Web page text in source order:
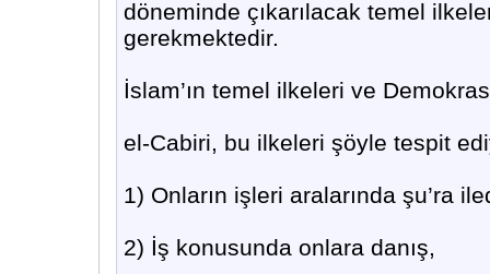
döneminde çıkarılacak temel
gerekmektedir.
İslam’ın temel ilkeleri ve
el-Cabiri, bu ilkeleri şöyle tespit
1) Onların işleri aralarında şu’ra
2) İş konusunda onlara danış,